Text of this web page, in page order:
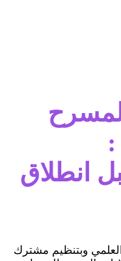
:
انطلاق
وبتنظيم مشترك